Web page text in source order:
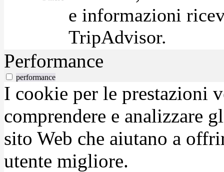
e informazioni
TripAdvisor.
Performance
performance
I cookie per le prestazioni
comprendere e analizzare
sito Web che aiutano a
utente migliore.